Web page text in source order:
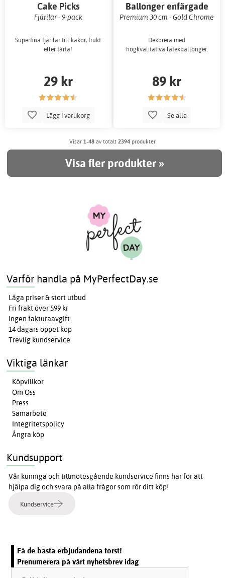
Cake Picks
Fjärilar - 9-pack
Superfina fjärilar till kakor, frukt
eller tårta!
29 kr
Lägg i varukorg
Ballonger enfärgade
Premium 30 cm - Gold Chrome
Dekorera med
högkvalitativa latexballonger.
89 kr
Se alla
Visar 1-48 av totalt 2394 produkter
Visa fler produkter »
Varför handla på MyPerfectDay.se
Låga priser & stort utbud
Fri frakt över 599 kr
Ingen fakturaavgift
14 dagars öppet köp
Trevlig kundservice
Viktiga länkar
Köpvillkor
Om Oss
Press
Samarbete
Integritetspolicy
Ångra köp
Kundsupport
Vår kunniga och tillmötesgående kundservice finns här för att
hjälpa dig och svara på alla frågor som rör ditt köp!
Kundservice
Få de bästa erbjudandena först!
Prenumerera på vårt nyhetsbrev idag